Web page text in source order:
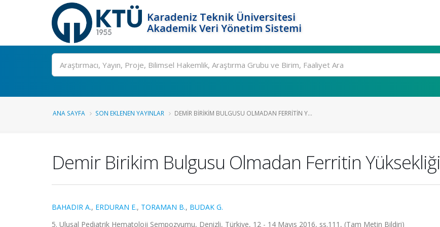
Karadeniz Teknik Üniversitesi
Akademik Veri Yönetim Sistemi
Ara
ANA SAYFA SON EKLENEN YAYINLAR DEMIR BIRIKIM BULGUSU OLMADAN FERRITIN Y...
Demir Birikim Bulgusu Olmadan Ferritin Yüksekliği
BAHADIR A., ERDURAN E., TORAMAN B., BUDAK G.
5. Ulusal Pediatrik Hematoloji Sempozyumu, Denizli, Türkiye, 12 - 14 Mayıs 2016, ss.111, (Tam Metin Bildiri)